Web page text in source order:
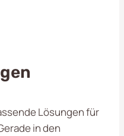
Lösungen für
in den